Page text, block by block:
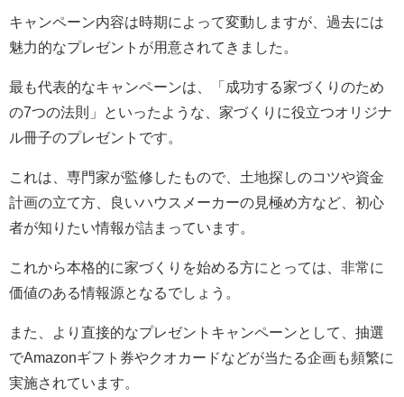
キャンペーン内容は時期によって変動しますが、過去には
魅力的なプレゼントが用意されてきました。
最も代表的なキャンペーンは、「成功する家づくりのため
の7つの法則」といったような、家づくりに役立つオリジナ
ル冊子のプレゼントです。
これは、専門家が監修したもので、土地探しのコツや資金
計画の立て方、良いハウスメーカーの見極め方など、初心
者が知りたい情報が詰まっています。
これから本格的に家づくりを始める方にとっては、非常に
価値のある情報源となるでしょう。
また、より直接的なプレゼントキャンペーンとして、抽選
でAmazonギフト券やクオカードなどが当たる企画も頻繁に
実施されています。